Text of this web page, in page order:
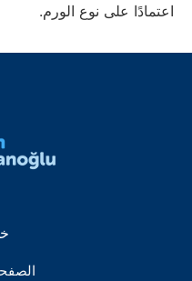
اعتمادًا على نوع الورم.